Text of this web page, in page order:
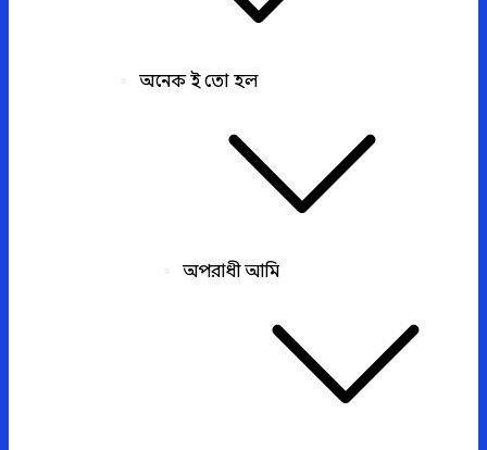
অনেক ই তো হল
অপরাধী আমি